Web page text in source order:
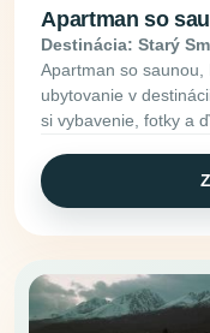
Apartman so
Destinácia: Starý
Apartman so saunou,
ubytovanie v
si vybavenie, fotky a